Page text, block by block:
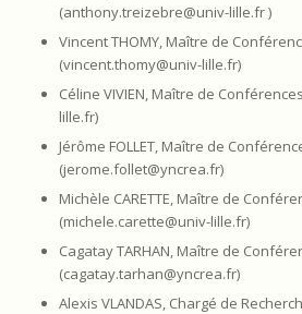
(anthony.treizebre@univ-lille.fr )
Vincent THOMY, Maître de
(vincent.thomy@univ-lille.fr)
Céline VIVIEN, Maître de
lille.fr)
Jérôme FOLLET, Maître de
(jerome.follet@yncrea.fr)
Michèle CARETTE, Maître de
(michele.carette@univ-lille.fr)
Cagatay TARHAN, Maître de
(cagatay.tarhan@yncrea.fr)
Alexis VLANDAS, Chargé de